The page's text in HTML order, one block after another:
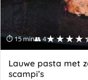
⏱ 15 min👥 4
Lauwe pasta met
scampi’s